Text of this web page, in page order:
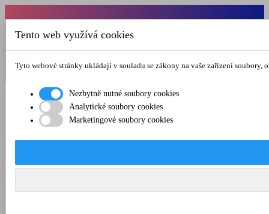
Od 1.7.-31.8.2026 budeme mít v pátek
zkrácenou provozní dobu do 12.00 hod. Přejeme
Registrovat  Přihlásit se
O nás
Kontakt
Menu  
Tento web využívá cookies
Tyto webové stránky ukládají v souladu se zákony na vaše zařízení
Nezbytně nutné soubory cookies
Analytické soubory cookies
Marketingové soubory cookies